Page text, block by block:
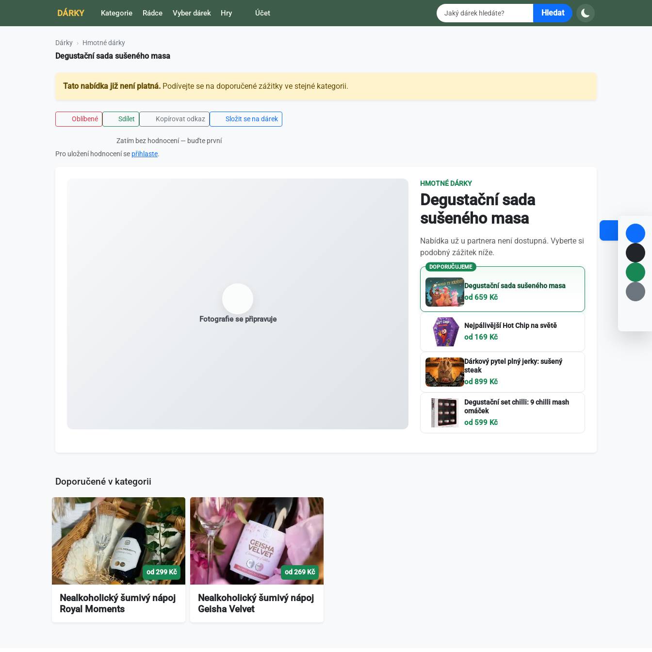
DÁRKY Kategorie Rádce Vyber dárek Hry Účet Hledat
Dárky Hmotné dárky
Degustační sada sušeného masa
Tato nabídka již není platná. Podívejte se na doporučené zážitky ve stejné kategorii.
Oblíbené Sdílet Kopírovat odkaz Složit se na dárek
Zatím bez hodnocení — buďte první
Pro uložení hodnocení se přihlaste.
Fotografie se připravuje
HMOTNÉ DÁRKY
Degustační sada
sušeného masa
Nabídka už u partnera není dostupná. Vyberte si
podobný zážitek níže.
DOPORUČUJEME
Degustační sada sušeného masa
od 659 Kč
Nejpálivější Hot Chip na světě
od 169 Kč
Dárkový pytel plný jerky: sušený
steak
od 899 Kč
Degustační set chilli: 9 chilli mash
omáček
od 599 Kč
Doporučené v kategorii
od 299 Kč
Nealkoholický šumivý nápoj
Royal Moments
od 269 Kč
Nealkoholický šumivý nápoj
Geisha Velvet